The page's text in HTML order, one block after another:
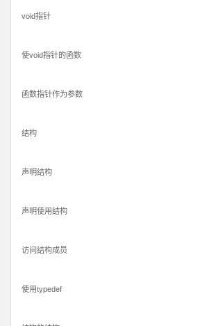
void指针
使void指针的函数
函数指针作为参数
结构
声明结构
声明使用结构
访问结构成员
使用typedef